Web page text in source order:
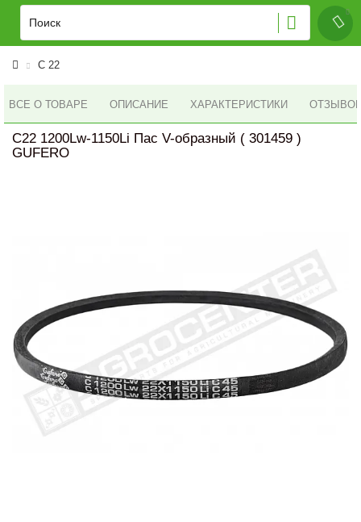
C 22
ВСЕ О ТОВАРЕ ОПИСАНИЕ ХАРАКТЕРИСТИКИ ОТЗЫВОВ
C22 1200Lw-1150Li Пас V-образный ( 301459 )
GUFERO